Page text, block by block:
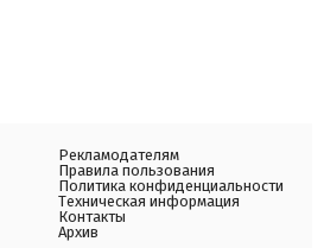
Рекламодателям
Правила пользования
Политика конфиденциальности
Техническая информация
Контакты
Архив